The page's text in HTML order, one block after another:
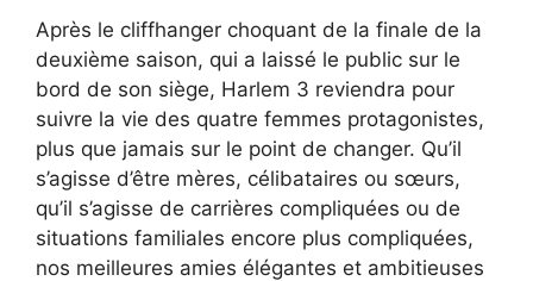
Après le cliffhanger choquant de la finale de la
deuxième saison, qui a laissé le public sur le
bord de son siège, Harlem 3 reviendra pour
suivre la vie des quatre femmes protagonistes,
plus que jamais sur le point de changer. Qu’il
s’agisse d’être mères, célibataires ou sœurs,
qu’il s’agisse de carrières compliquées ou de
situations familiales encore plus compliquées,
nos meilleures amies élégantes et ambitieuses